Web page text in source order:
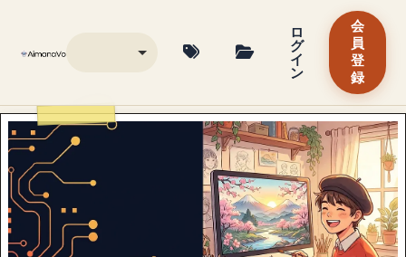
ロ
グ
イ
ン
会
員
登
録